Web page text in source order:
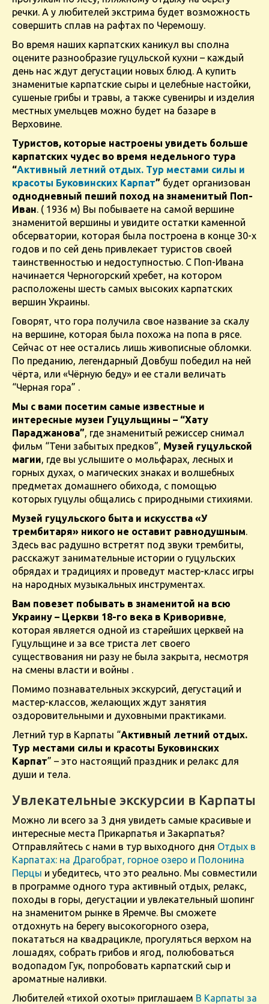
речки. А у любителей экстрима будет возможность
совершить сплав на рафтах по Черемошу.
Во время наших карпатских каникул вы сполна
оцените разнообразие гуцульской кухни – каждый
день нас ждут дегустации новых блюд. А купить
знаменитые карпатские сыры и целебные настойки,
сушеные грибы и травы, а также сувениры и изделия
местных умельцев можно будет на базаре в
Верховине.
Туристов, которые настроены увидеть больше
карпатских чудес во время недельного тура
“Активный летний отдых. Тур местами силы и
красоты Буковинских Карпат” будет организован
однодневный пеший поход на знаменитый Поп-
Иван. ( 1936 м) Вы побываете на самой вершине
знаменитой вершины и увидите остатки каменной
обсерватории, которая была построена в конце 30-х
годов и по сей день привлекает туристов своей
таинственностью и недоступностью. С Поп-Ивана
начинается Черногорский хребет, на котором
расположены шесть самых высоких карпатских
вершин Украины.
Говорят, что гора получила свое название за скалу
на вершине, которая была похожа на попа в рясе.
Сейчас от нее остались лишь живописные обломки.
По преданию, легендарный Довбуш победил на ней
чёрта, или «Чёрную беду» и ее стали величать
“Черная гора” .
Мы с вами посетим самые известные и
интересные музеи Гуцульщины – “Хату
Параджанова”, где знаменитый режиссер снимал
фильм “Тени забытых предков”, Музей гуцульской
магии, где вы услышите о мольфарах, лесных и
горных духах, о магических знаках и волшебных
предметах домашнего обихода, с помощью
которых гуцулы общались с природными стихиями.
Музей гуцульского быта и искусства «У
трембитаря» никого не оставит равнодушным.
Здесь вас радушно встретят под звуки трембиты,
расскажут занимательные истории о гуцульских
обрядах и традициях и проведут мастер-класс игры
на народных музыкальных инструментах​​.
Вам повезет побывать в знаменитой на всю
Украину – Церкви 18-го века в Криворивне,
которая является одной из старейших церквей на
Гуцульщине и за все триста лет своего
существования ни разу не была закрыта, несмотря
на смены власти и войны .
Помимо познавательных экскурсий, дегустаций и
мастер-классов, желающих ждут занятия
оздоровительными и духовными практиками.
Летний тур в Карпаты “Активный летний отдых.
Тур местами силы и красоты Буковинских
Карпат” – это настоящий праздник и релакс для
души и тела.
Увлекательные экскурсии в Карпаты
Можно ли всего за 3 дня увидеть самые красивые и
интересные места Прикарпатья и Закарпатья?
Отправляйтесь с нами в тур выходного дня Отдых в
Карпатах: на Драгобрат, горное озеро и Полонина
Перцы и убедитесь, что это реально. Мы совместили
в программе одного тура активный отдых, релакс,
походы в горы, дегустации и увлекательный шопинг
на знаменитом рынке в Яремче. Вы сможете
отдохнуть на берегу высокогорного озера,
покататься на квадрацикле, прогуляться верхом на
лошадях, собрать грибов и ягод, полюбоваться
водопадом Гук, попробовать карпатский сыр и
ароматные наливки.
Любителей «тихой охоты» приглашаем В Карпаты за